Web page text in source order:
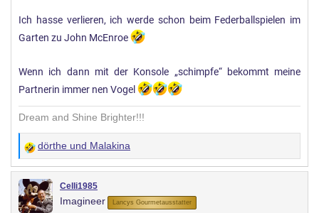
besonders gut für die Mini-Games und es gibt einen Bug,
sodass man die letzte Laterne im Fantasyland nicht
Ich hasse verlieren, ich werde schon beim Federballspielen im
Garten zu John McEnroe
Wenn ich dann mit der Konsole „schimpfe“ bekommt meine
Partnerin immer nen Vogel
Dream and Shine Brighter!!!
W
e
r
t
dörthe und Malakina
Celli1985
Imagineer Lancys Gourmetausstatter